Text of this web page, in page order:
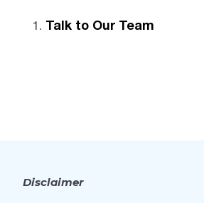
Talk to Our Team
Disclaimer